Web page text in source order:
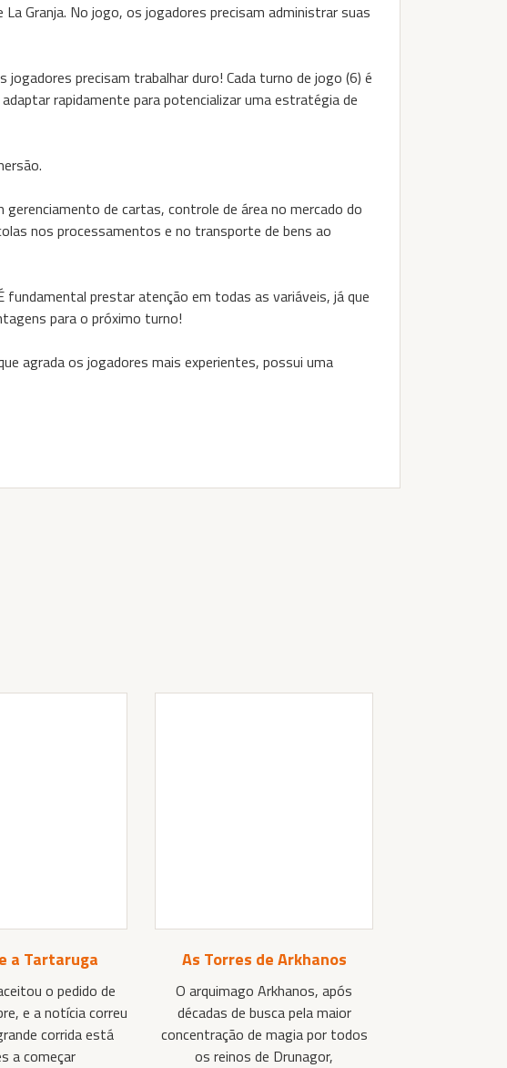
La Granja. No jogo, os jogadores precisam administrar suas
precisam trabalhar duro! Cada turno de jogo (6) é
rapidamente para potencializar uma estratégia de
de cartas, controle de área no mercado do
nos processamentos e no transporte de bens ao
prestar atenção em todas as variáveis, já que
para o próximo turno!
agrada os jogadores mais experientes, possui uma
a Tartaruga
o pedido de
e a notícia correu
corrida está
a começar
As Torres de Arkhanos
O arquimago Arkhanos, após
décadas de busca pela maior
concentração de magia por todos
os reinos de Drunagor,